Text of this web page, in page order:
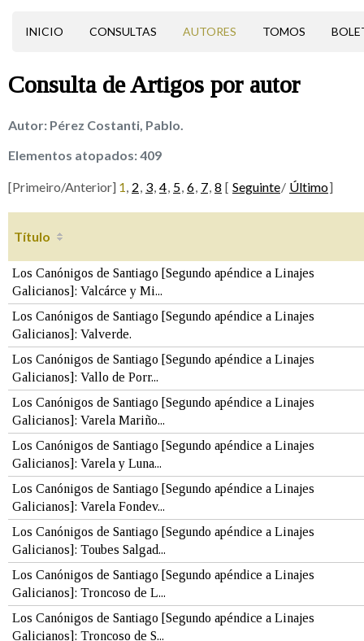
INICIO CONSULTAS AUTORES TOMOS
Consulta deArtigos por autor
Autor: Pérez Costanti, Pablo.
Elementos atopados:409
[Primeiro/Anterior] 1, 2, 3, 4, 5, 6, 7, 8 [ Seguinte/ Último]
Título
Los Canónigos de Santiago [Segundo apéndice a Linajes
Galicianos]: Valcárce y Mi...
Los Canónigos de Santiago [Segundo apéndice a Linajes
Galicianos]: Valverde.
Los Canónigos de Santiago [Segundo apéndice a Linajes
Galicianos]: Vallo de Porr...
Los Canónigos de Santiago [Segundo apéndice a Linajes
Galicianos]: Varela Mariño...
Los Canónigos de Santiago [Segundo apéndice a Linajes
Galicianos]: Varela y Luna...
Los Canónigos de Santiago [Segundo apéndice a Linajes
Galicianos]: Varela Fondev...
Los Canónigos de Santiago [Segundo apéndice a Linajes
Galicianos]: Toubes Salgad...
Los Canónigos de Santiago [Segundo apéndice a Linajes
Galicianos]: Troncoso de L...
Los Canónigos de Santiago [Segundo apéndice a Linajes
Galicianos]: Troncoso de S...